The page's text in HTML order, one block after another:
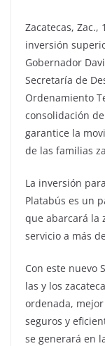
Zacatecas,
inversión
Gobernador
Secretaría de
Ordenamiento
consolidación
garantice la
de las familias
La inversión
Platabús es un
que abarcará la
servicio a más
Con este nuevo
las y los
ordenada,
seguros y
se generará en